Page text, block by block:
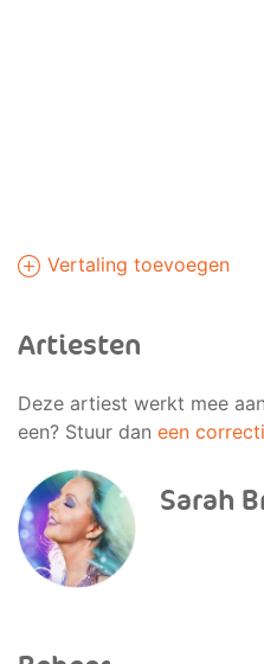
Vertaling toevoegen
Artiesten
Deze artiest werkt mee
een? Stuur dan een
Sarah